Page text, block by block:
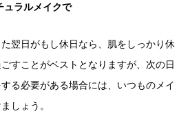
ュラルメイクで
翌日がもし休日なら、肌をしっかり休
すことがベストとなりますが、次の日
る必要がある場合には、いつものメイ
しょう。